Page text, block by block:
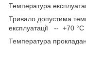
Температура
Тривало допустима
експлуатації -- +70 °С
Температура